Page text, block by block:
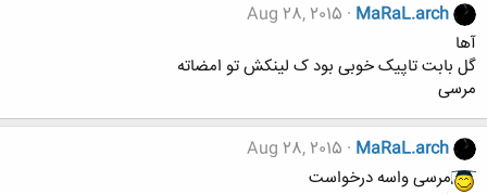
MaRaL.arch
Aug 28, 2015
آها
گل بابت تاپیک خوبی بود ک لینکش تو امضاته
مرسی
MaRaL.arch
Aug 28, 2015
مرسی واسه درخواست